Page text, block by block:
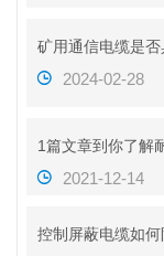
矿用通信电缆是
2024-02-28
1篇文章到你了解
2021-12-14
控制屏蔽电缆如